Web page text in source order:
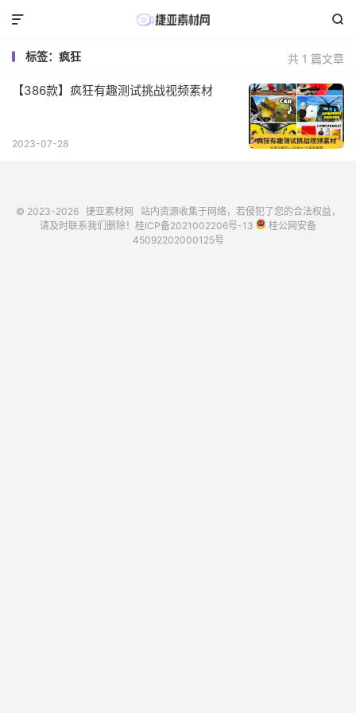


共 1 篇文章
标签：疯狂
【386款】疯狂有趣测试挑战视频素材
2023-07-28
© 2023-2026 捷亚素材网 站内资源收集于网络，若侵犯了您的合法权益，
请及时联系我们删除！ 桂ICP备2021002206号-13
桂公网安备
45092202000125号